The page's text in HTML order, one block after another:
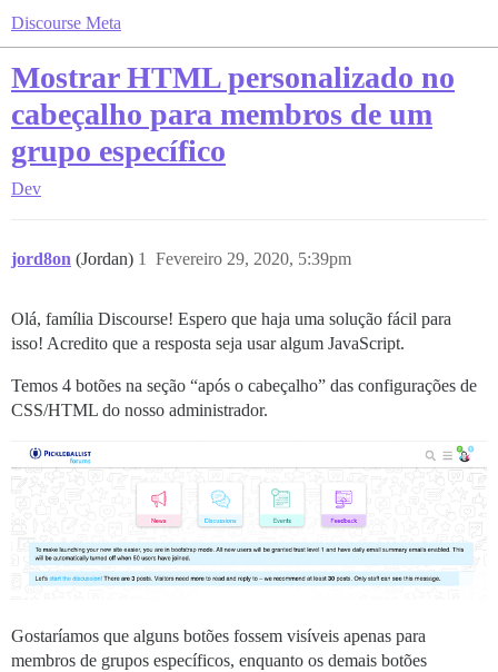
Discourse Meta
Mostrar HTML personalizado no
cabeçalho para membros de um
grupo específico
Dev
jord8on (Jordan) Fevereiro 29, 2020, 5:39pm
1
Olá, família Discourse! Espero que haja uma solução fácil para
isso! Acredito que a resposta seja usar algum JavaScript.
Temos 4 botões na seção “após o cabeçalho” das configurações de
CSS/HTML do nosso administrador.
Gostaríamos que alguns botões fossem visíveis apenas para
membros de grupos específicos, enquanto os demais botões